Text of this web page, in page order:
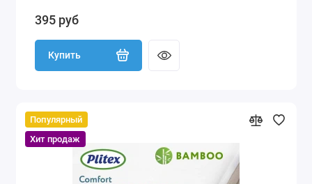
395 руб
Купить
Популярный
Хит продаж